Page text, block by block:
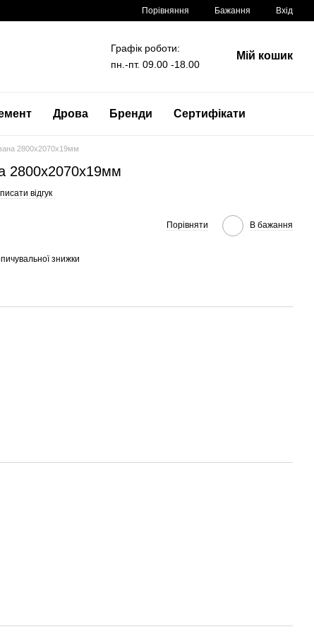
Порівняння Бажання Вхід
Графік роботи:
пн.-пт. 09.00 -18.00
Мій кошик
Дрова Бренди Сертифікати
2800x2070x19мм
2800x2070x19мм
відгук
Порівняти В бажання
знижки